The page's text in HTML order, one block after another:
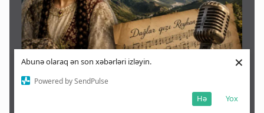
Abunə olaraq ən son xəbərləri izləyin.
Powered by SendPulse
Yox
Hə
×
olunduğu düşünülən mahnı haqqında bilinməyənlər